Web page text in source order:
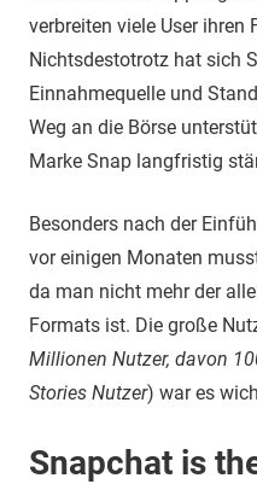
verbreiten viele User ihren
Nichtsdestotrotz hat sich
Einnahmequelle und
Weg an die Börse
Marke Snap langfristig
Besonders nach der
vor einigen Monaten
da man nicht mehr der
Formats ist. Die große
Millionen Nutzer, davon
Stories Nutzer) war es
Snapchat is